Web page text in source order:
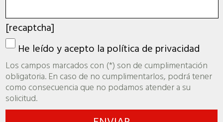
[recaptcha]
He leído y acepto la política de privacidad
Los campos marcados con (*) son de cumplimentación
obligatoria. En caso de no cumplimentarlos, podrá tener
como consecuencia que no podamos atender a su
solicitud.